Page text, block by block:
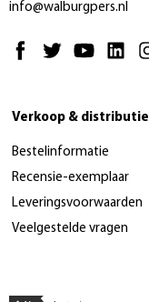
info@walburgpers.nl
Verkoop & distributie
Bestelinformatie
Recensie-exemplaar
Leveringsvoorwaarden
Veelgestelde vragen